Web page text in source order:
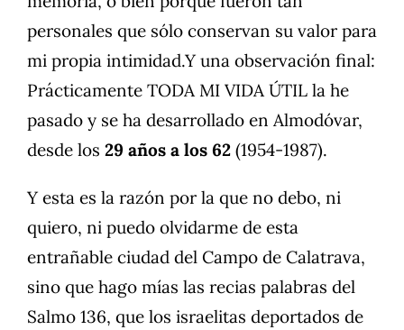
personales que sólo conservan su valor para
mi propia intimidad.Y una observación final:
Prácticamente TODA MI VIDA ÚTIL la he
pasado y se ha desarrollado en Almodóvar,
desde los 29 años a los 62 (1954-1987).
Y esta es la razón por la que no debo, ni
quiero, ni puedo olvidarme de esta
entrañable ciudad del Campo de Calatrava,
sino que hago mías las recias palabras del
Salmo 136, que los israelitas deportados de